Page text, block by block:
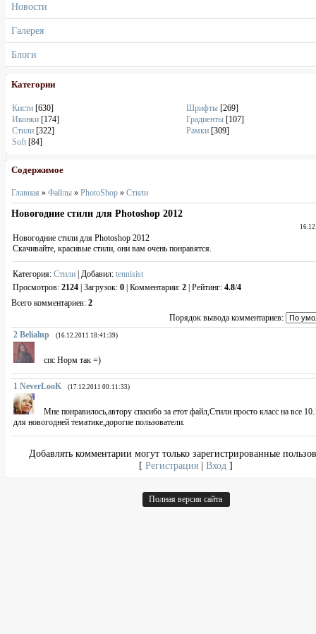
Новости
Галерея
Блоги
Категории
Кисти [630] Шрифты [269]
Иконки [174] Градиенты [107]
Стили [322] Рамки [309]
Soft [84]
Содержимое
Главная » Файлы » PhotoShop » Стили
Новогодние стили для Photoshop 2012
Новогодние стили для Photoshop 2012
Скачивайте, красивые стили, они вам очень понравятся.
Категория: Стили Добавил: tennisist
Просмотров: 2124 Загрузок: 0 Комментарии: 2 Рейтинг: 4.8/4
Всего комментариев: 2
Порядок вывода комментариев:
2 Belialnp (16.12.2011 18:41:39)
спс Норм так =)
1 NeverLooK (17.12.2011 00:11:33)
Мне понравилось,автору спасибо за етот файл,Стили просто класс на все
для новогодней тематике,дорогие пользователи.
Добавлять комментарии могут только зарегистрированные
[ Регистрация | Вход ]
Полная версия сайта